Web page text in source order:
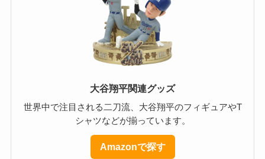
大谷翔平関連グッズ
世界中で注目される二刀流、大谷翔平のフィギュアやT
シャツなどが揃っています。
Amazonで探す